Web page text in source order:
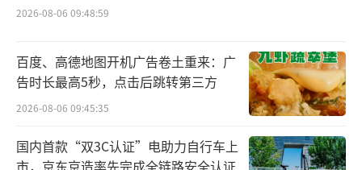
通过推出两款新品，统一或完善其在养生
水赛道的产品架构。
事实上，与其他品牌相比，统一在养生水
方面发力较晚。2018年，国内养生水行业方兴
2026-08-06 09:48:59
百度、高德地图开机广告卷土重来：广
告时长最高5秒，点击后跳转第三方
2026-08-06 09:45:35
国内首款“双3C认证”电助力自行车上